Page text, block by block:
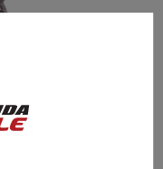
GIN 0,7L